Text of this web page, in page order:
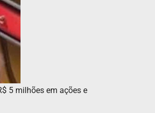
5 milhões em ações e